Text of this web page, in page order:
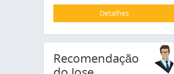
Detalhes
Recomendação